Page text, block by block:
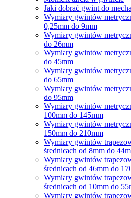
Jaki dobrać gwint do
Wymiary gwintów
0,25mm do 9mm
Wymiary gwintów
do 26mm
Wymiary gwintów
do 45mm
Wymiary gwintów
do 65mm
Wymiary gwintów
do 95mm
Wymiary gwintów
100mm do 145mm
Wymiary gwintów
150mm do 210mm
Wymiary gwintów
średnicach od 8mm do
Wymiary gwintów
średnicach od 46mm do
Wymiary gwintów
średnicach od 10mm do
Wymiary gwintów